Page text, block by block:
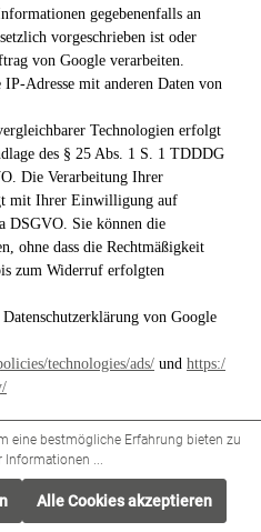
gegebenenfalls an
vorgeschrieben ist oder
von Google verarbeiten.
Adresse mit anderen Daten von
Technologien erfolgt
des § 25 Abs. 1 S. 1 TDDDG
Die Verarbeitung Ihrer
mit Ihrer Einwilligung auf
DSGVO. Sie können die
ohne dass die Rechtmäßigkeit
zum Widerruf erfolgten
von Google
technologies/ads/ und https:/
den Pinterest Tag der Pinterest
2nd, Fenian Street, Floor,
die Besucher der Website
eine bestmögliche Erfahrung bieten zu
Informationen ...
Alle Cookies akzeptieren